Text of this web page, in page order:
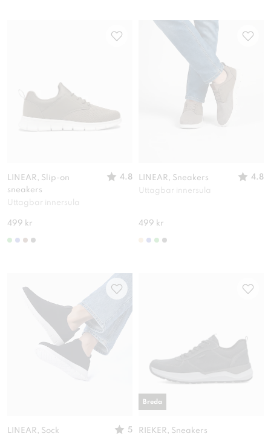
LINEAR, Slip-on
sneakers
4.8
Uttagbar innersula
499 kr
LINEAR, Sneakers
4.8
Uttagbar innersula
499 kr
LINEAR, Sock
5
RIEKER, Sneakers
Breda